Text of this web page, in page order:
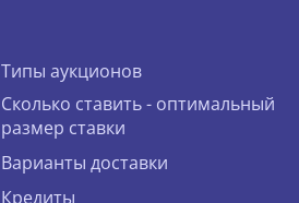
Типы аукционов
Сколько ставить - оптимальный
размер ставки
Варианты доставки
Кредиты